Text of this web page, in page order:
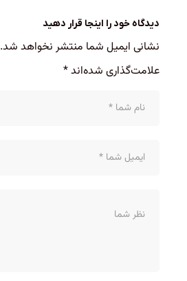
دیدگاه خود را اینجا قرار دهید
نشانی ایمیل شما منتشر نخواهد شد.
علامت‌گذاری شده‌اند*